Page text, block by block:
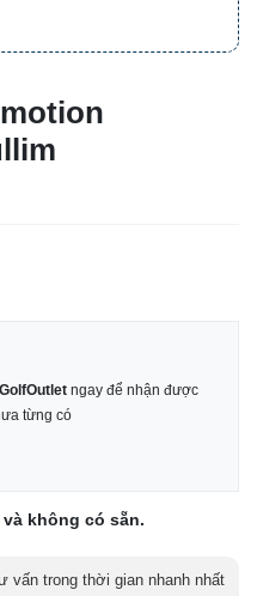
ngay để nhận được
từng có
không có sẵn.
vấn trong thời gian nhanh nhất